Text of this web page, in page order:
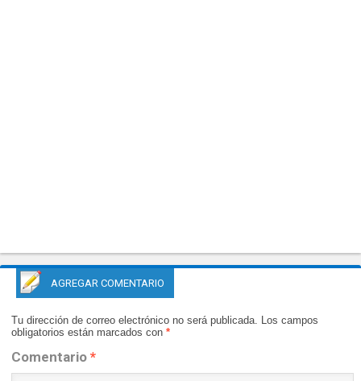
AGREGAR COMENTARIO
Tu dirección de correo electrónico no será publicada. Los campos
obligatorios están marcados con *
Comentario *